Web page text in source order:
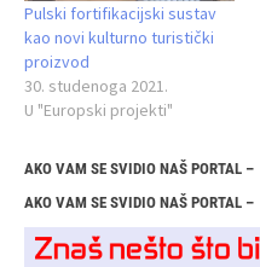
Pulski fortifikacijski sustav
kao novi kulturno turistički
proizvod
30. studenoga 2021.
U "Europski projekti"
AKO VAM SE SVIDIO NAŠ PORTAL –
AKO VAM SE SVIDIO NAŠ PORTAL –